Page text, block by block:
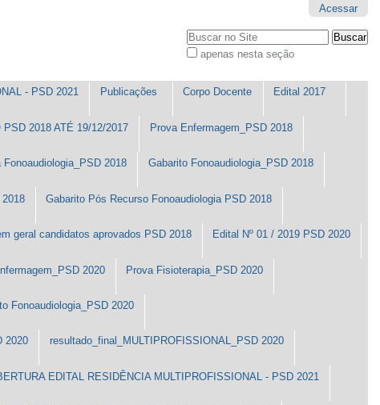
Acessar
Busca
apenas nesta seção
- PSD 2021 Publicações Corpo Docente Edital 2017
2018 ATÉ 19/12/2017 Prova Enfermagem_PSD 2018
Fonoaudiologia_PSD 2018 Gabarito Fonoaudiologia_PSD 2018
Gabarito Pós Recurso Fonoaudiologia PSD 2018
geral candidatos aprovados PSD 2018 Edital Nº 01 / 2019 PSD 2020
2020 Prova Fisioterapia_PSD 2020
Fonoaudiologia_PSD 2020
2020 resultado_final_MULTIPROFISSIONAL_PSD 2020
EDITAL RESIDÊNCIA MULTIPROFISSIONAL - PSD 2021